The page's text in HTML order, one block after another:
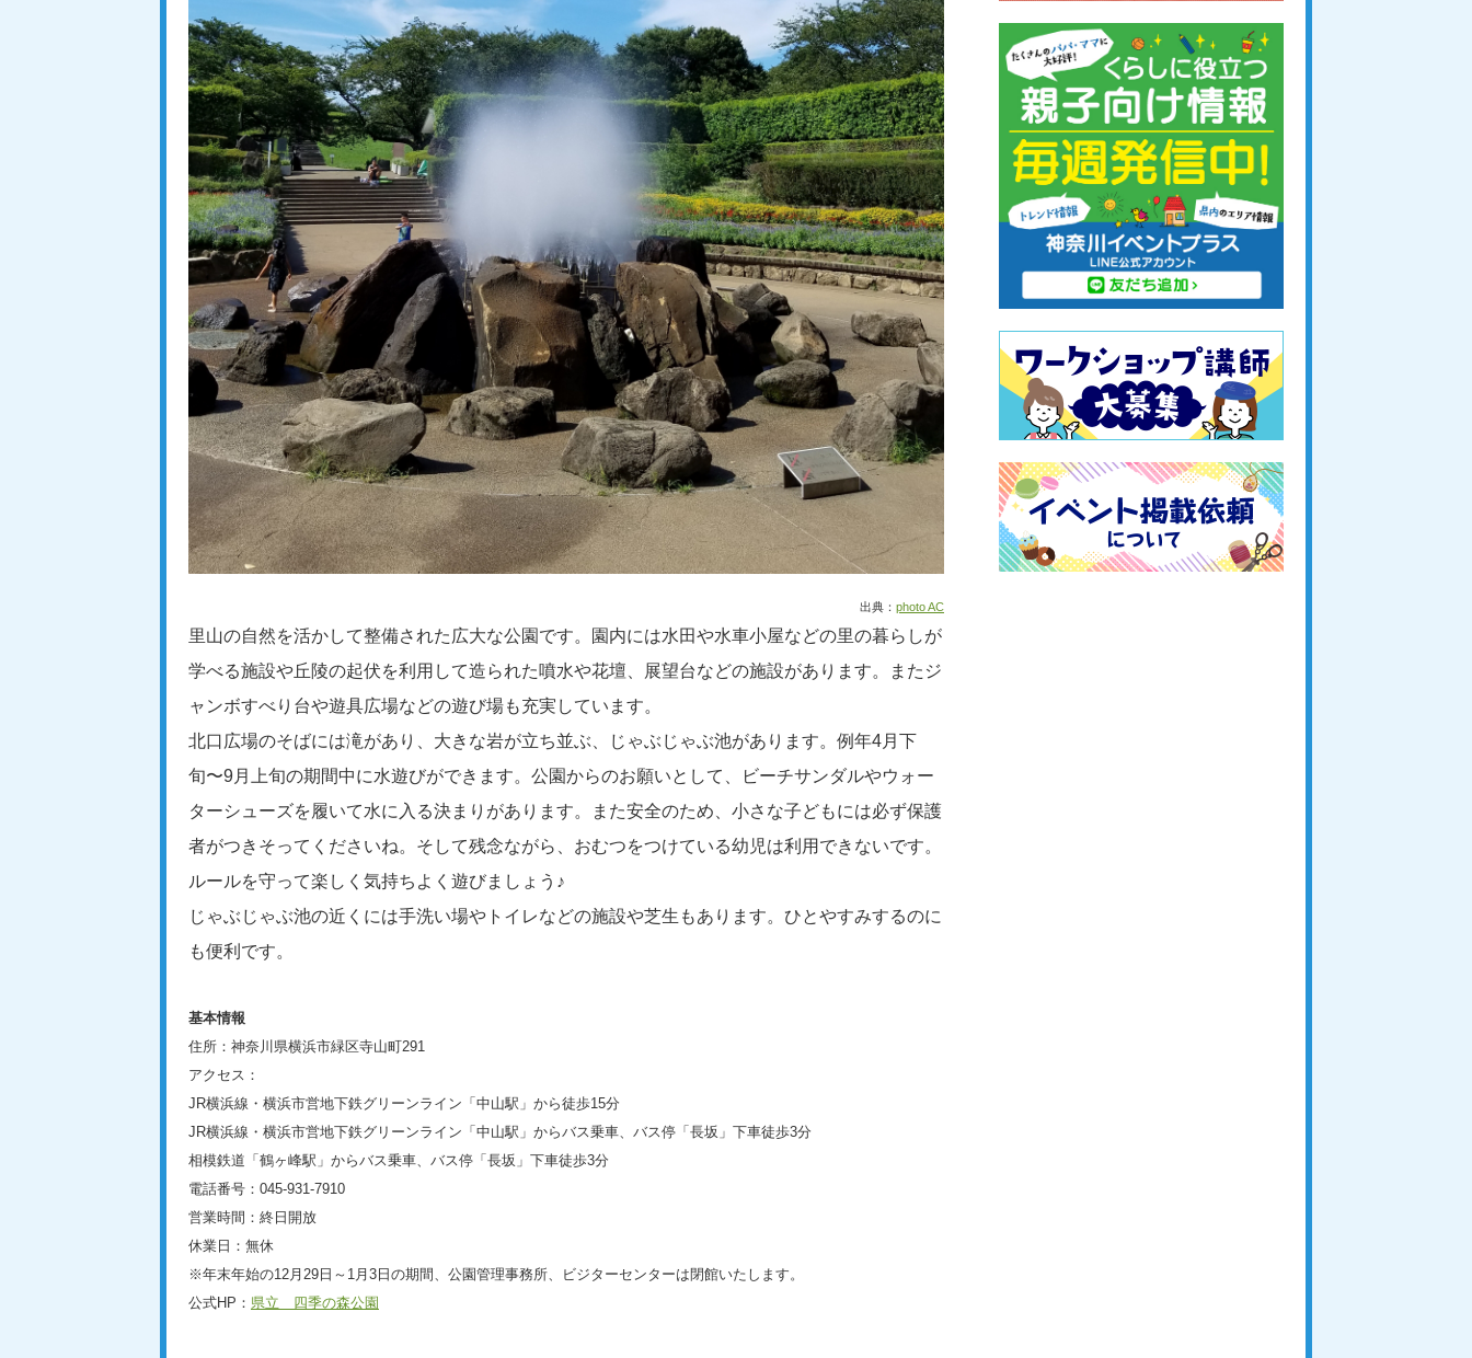
出典： photo AC
里山の自然を活かして整備された広大な公園です。
園内には水田や水車小屋などの里の暮らしが
学べる施設や丘陵の起伏を利用して造られた噴水や花壇、展望台などの施設があります。
またジ
ャンボすべり台や遊具広場などの遊び場も充実しています。
北口広場のそばには滝があり、大きな岩が立ち並ぶ、じゃぶじゃぶ池があります。 例年4月下
旬〜9月上旬の期間中に水遊びができます。 公園からのお願いとして、ビーチサンダルやウォー
ターシューズを履いて水に入る決まりがあります。また安全のため、小さな子どもには必ず保護
者がつきそってくださいね。 そして残念ながら、おむつをつけている幼児は利用できないです。
ルールを守って楽しく気持ちよく遊びましょう♪
じゃぶじゃぶ池の近くには手洗い場やトイレなどの施設や芝生もあります。ひとやすみするのに
も便利です。
基本情報
住所：神奈川県横浜市緑区寺山町291
アクセス：
JR横浜線・横浜市営地下鉄グリーンライン「中山駅」から徒歩15分
JR横浜線・横浜市営地下鉄グリーンライン「中山駅」からバス乗車、バス停「長坂」下車徒歩3分
相模鉄道「鶴ヶ峰駅」からバス乗車、バス停「長坂」下車徒歩3分
電話番号：045-931-7910
営業時間：終日開放
休業日：無休
※年末年始の12月29日～1月3日の期間、公園管理事務所、ビジターセンターは閉館いたします。
公式HP： 県立 四季の森公園